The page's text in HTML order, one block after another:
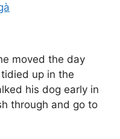
moved the day
up in the
his dog early in
through and go to